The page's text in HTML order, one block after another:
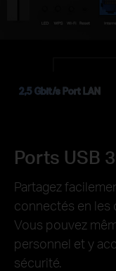
2,5 Gbit/s Port LAN
Ports USB
Partagez
connectés en les
Vous pouvez
personnel et y
sécurité.